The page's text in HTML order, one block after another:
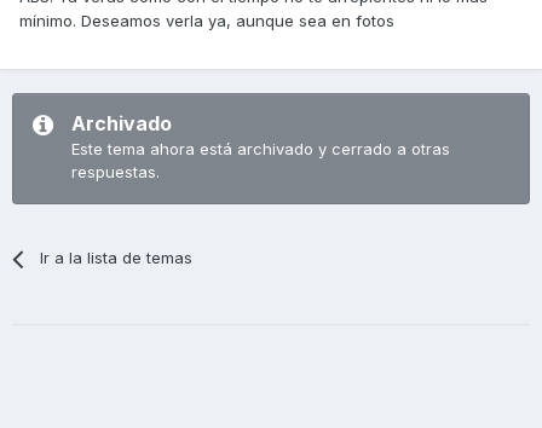
mínimo. Deseamos verla ya, aunque sea en fotos
Archivado
Este tema ahora está archivado y cerrado a otras
respuestas.
Ir a la lista de temas